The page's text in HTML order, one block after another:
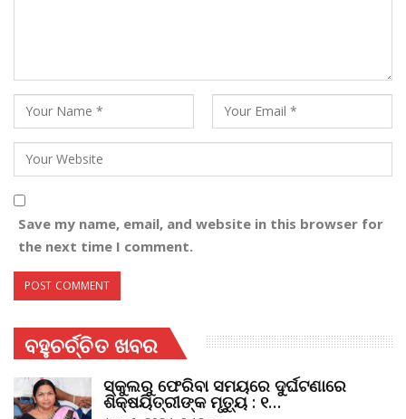
Save my name, email, and website in this browser for
the next time I comment.
ବହୁଚର୍ଚ୍ଚିତ ଖବର
ସ୍କୁଲରୁ ଫେରିବା ସମୟରେ ଦୁର୍ଘଟଣାରେ
ଶିକ୍ଷୟିତ୍ରୀଙ୍କ ମୃତ୍ୟୁ : ୧…